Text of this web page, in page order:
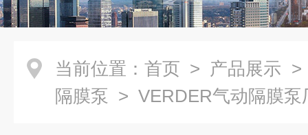
当前位置： 首页 > 产品展示
隔膜泵 > VERDER气动隔膜泵